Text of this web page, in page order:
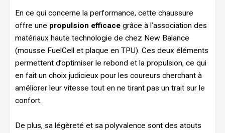
En ce qui concerne la performance, cette chaussure
offre une propulsion efficace grâce à l’association des
matériaux haute technologie de chez New Balance
(mousse FuelCell et plaque en TPU). Ces deux éléments
permettent d’optimiser le rebond et la propulsion, ce qui
en fait un choix judicieux pour les coureurs cherchant à
améliorer leur vitesse tout en ne tirant pas un trait sur le
confort.
De plus, sa légèreté et sa polyvalence sont des atouts